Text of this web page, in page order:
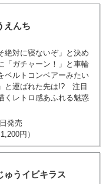
えんち
絶対に寝ないぞ」と決め
「ガチャーン！」と車輪
ベルトコンベアーみたい
と運ばれた先は!? 注目
くレトロ感あふれる魅惑
発売
円）
ゅうイビキラス